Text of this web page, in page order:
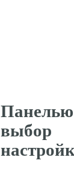
выбор